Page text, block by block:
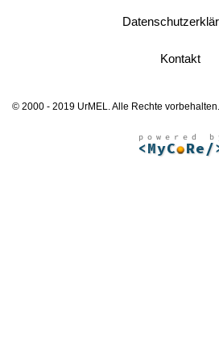
Kontakt
© 2000 - 2019 UrMEL. Alle Rechte vorbehalten.